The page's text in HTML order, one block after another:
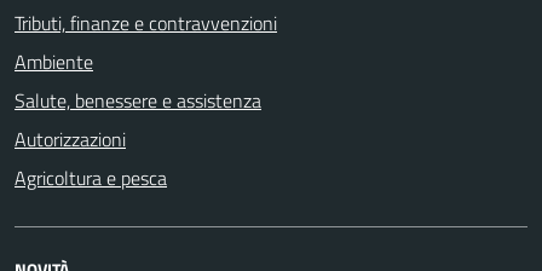
Tributi, finanze e contravvenzioni
Ambiente
Salute, benessere e assistenza
Autorizzazioni
Agricoltura e pesca